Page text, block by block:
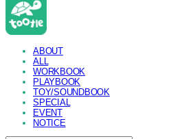
ABOUT
ALL
WORKBOOK
PLAYBOOK
TOY/SOUNDBOOK
SPECIAL
EVENT
NOTICE